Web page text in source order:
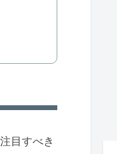
目すべき